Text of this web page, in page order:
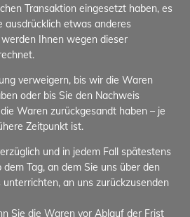
Transaktion eingesetzt haben, es
ausdrücklich etwas anderes
Ihnen wegen dieser
verweigern, bis wir die Waren
oder bis Sie den Nachweis
Waren zurückgesandt haben – je
Zeitpunkt ist.
und in jedem Fall spätestens
Tag, an dem Sie uns über den
an uns zurückzusenden
Sie die Waren vor Ablauf der Frist